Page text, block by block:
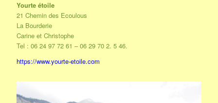
Yourte étoile
21 Chemin des Ecoulous
La Bourderie
Carine et Christophe
Tel : 06 24 97 72 61 – 06 29 70 2. 5 46.
https://www.yourte-etoile.com